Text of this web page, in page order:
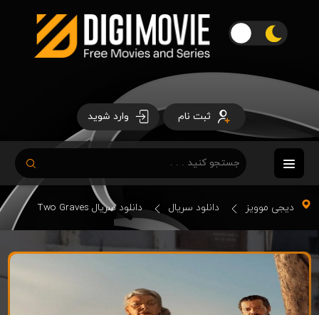
ثبت نام وارد شوید
دیجی موویز دانلود سریال دانلود سریال Two Graves